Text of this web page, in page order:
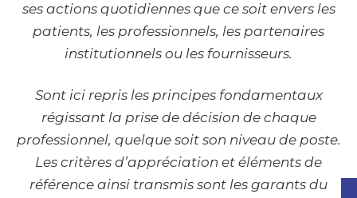
ses actions quotidiennes que ce soit envers les
patients, les professionnels, les partenaires
institutionnels ou les fournisseurs.
Sont ici repris les principes fondamentaux
régissant la prise de décision de chaque
professionnel, quelque soit son niveau de poste.
Les critères d’appréciation et éléments de
référence ainsi transmis sont les garants du